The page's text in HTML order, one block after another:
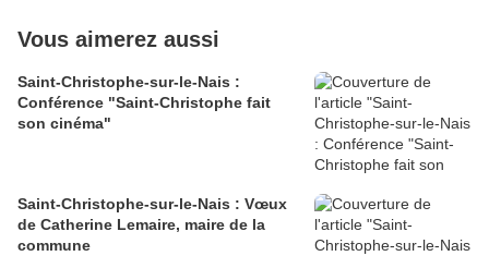
Vous aimerez aussi
Saint-Christophe-sur-le-Nais :
Conférence "Saint-Christophe fait
son cinéma"
Saint-Christophe-sur-le-Nais : Vœux
de Catherine Lemaire, maire de la
commune